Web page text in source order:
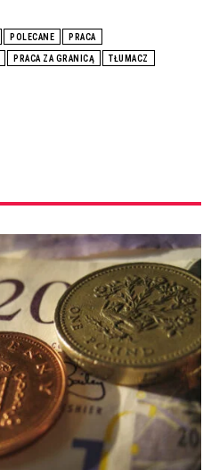
POLECANE PRACA
PRACA ZA GRANICĄ TŁUMACZ